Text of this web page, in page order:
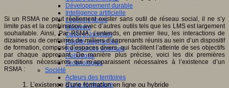
Développement durable
Intelligence artificielle
Logiciels libres
Métavers
Outils et logiciels
Réalité augmentée
Ressources sciences
Robotique
Technologies
Société
Acteurs des territoires
Ecole et structure
Si un RSMA ne peut réellement exister sans outil de réseau social, il ne s’y
limite pas et la combinaison avec d’autres outils tels que les LMS est largement
souhaitable. Ainsi, Par RSMA, j’entends, en premier lieu, les interactions de
dizaines ou de centaines de milliers d’apprenants réunis au sein d’un dispositif
de formation, composé d’espaces divers, qui facilitent l’atteinte de ses objectifs
par chaque apprenant. De manière plus précise, voici les dix premières
conditions nécessaires qui m’apparaissent nécessaires à l’existence d’un
RSMA :
L’existence d’une formation en ligne ou hybride